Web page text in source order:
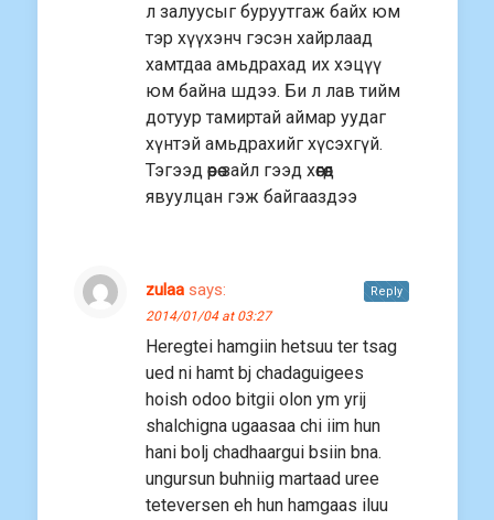
л залуусыг буруутгаж байх юм
тэр хүүхэнч гэсэн хайрлаад
хамтдаа амьдрахад их хэцүү
юм байна шдээ. Би л лав тийм
дотуур тамиртай аймар уудаг
хүнтэй амьдрахийг хүсэхгүй.
Тэгээд өөрөө зайл гээд хөөгөөд
явуулцан гэж байгааздээ
zulaa says:
2014/01/04 at 03:27
Heregtei hamgiin hetsuu ter tsag
ued ni hamt bj chadaguigees
hoish odoo bitgii olon ym yrij
shalchigna ugaasaa chi iim hun
hani bolj chadhaargui bsiin bna.
ungursun buhniig martaad uree
teteversen eh hun hamgaas iluu
Reply